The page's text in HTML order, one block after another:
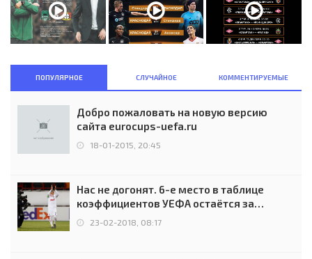
ПОПУЛЯРНОЕ СЛУЧАЙНОЕ КОММЕНТИРУЕМЫЕ
Добро пожаловать на новую версию
сайта eurocups-uefa.ru
18-01-2015, 20:45
Нас не догонят. 6-е место в таблице
коэффициентов УЕФА остаётся за
Россией
23-02-2018, 08:17